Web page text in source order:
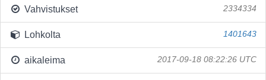
Vahvistukset 2334334
Lohkolta 1401643
aikaleima 2017-09-18 08:22:26 UTC